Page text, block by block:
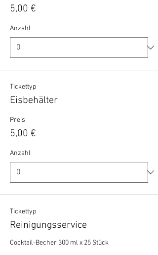
5,00 €
Anzahl
Tickettyp
Eisbehälter
Preis
5,00 €
Anzahl
Tickettyp
Reinigungsservice
Cocktail-Becher 300 ml x 25 Stück